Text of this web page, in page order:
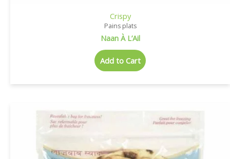
Crispy
Pains plats
Naan À L’Ail
Add to Cart